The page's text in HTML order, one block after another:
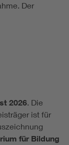
Der
2026. Die
ist für
für Bildung